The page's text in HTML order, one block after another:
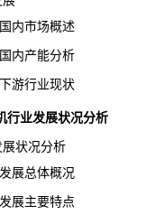
市场概述
产能分析
行业现状
行业发展状况分析
状况分析
总体概况
主要特点